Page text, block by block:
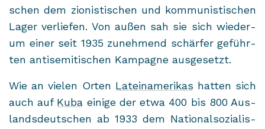
schen dem zio­nis­ti­schen und kom­mu­nis­ti­schen
Lager ver­lie­fen. Von außen sah sie sich wie­der­
um einer seit 1935 zu­neh­mend schär­fer ge­führ­
ten an­ti­se­mi­ti­schen Kam­pa­gne aus­ge­setzt.
Wie an vie­len Orten La­tein­ame­ri­kas hat­ten sich
auch auf Kuba ei­ni­ge der etwa 400 bis 800 Aus­
lands­deut­schen ab 1933 dem Na­tio­nal­so­zia­lis­